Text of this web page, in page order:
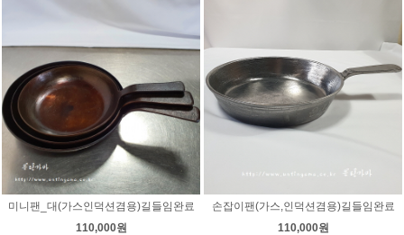
미니팬_대(가스인덕션겸용)길들임완료
110,000원
손잡이팬(가스,인덕션겸용)길들임완료
110,000원